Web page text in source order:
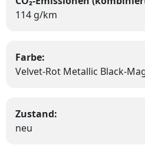
114 g/km
Farbe:
Velvet-Rot Metallic Black-
Zustand:
neu